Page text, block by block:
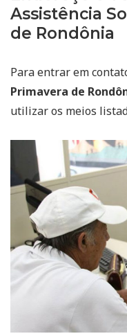
Assistência
de Rondônia
Para entrar em
Primavera de
utilizar os meios